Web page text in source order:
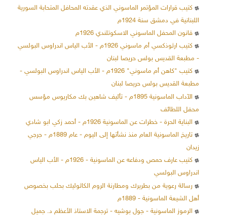
كتيب قرارات المؤتمر الماسوني الذي عقدته المحافل المتحابة السورية
اللبنانية في دمشق سنة 1924م
قانون المحفل الماسوني الاسكوتلندي 1926م
كتيب ارثوذكسي أم ماسوني 1926م - الأب الياس اندراوس البولسي
- مطبعة القديس بولس حريصا لبنان
كتيب "كاهن أم ماسوني" 1926م - الأب الياس اندراوس البولسي -
مطبعة القديس بولس حريصا لبنان
الآداب الماسونية 1895م - تأليف شاهين بك مكاريوس مؤسس
محفل اللطائف
البناية الحرة - خطرات عن الماسونية 1926م - أحمد زكي ابو شادي
تاريخ الماسونية العام منذ نشأتها إلى اليوم - عام 1889م - جرجي
زيدان
كتيب عارف حمص ودفاعه عن الماسونية - 1926م - الأب الياس
اندراوس البولسي
رسالة رعوية من بطريرك ومطارنة الروم الكاثوليك بحلب بخصوص
أهل الشيعة الماسونية - 1889م
الرموز الماسونية - جول بوشيه - ترجمة الاستاذ الأعظم د. جميل